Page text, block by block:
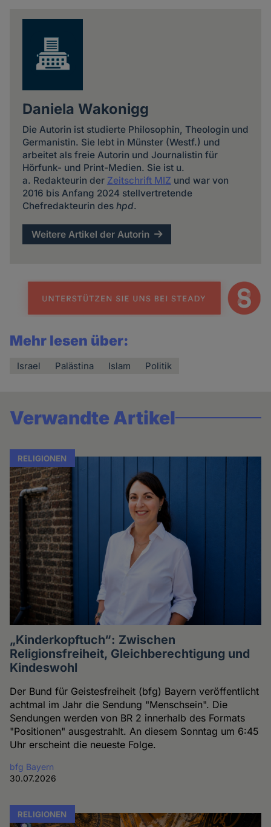
Daniela Wakonigg
Die Autorin ist studierte Philosophin, Theologin und
Germanistin. Sie lebt in Münster (Westf.) und
arbeitet als freie Autorin und Journalistin für
Hörfunk- und Print-Medien. Sie ist u.
a. Redakteurin der Zeitschrift MIZ und war von
2016 bis Anfang 2024 stellvertretende
Chefredakteurin des hpd.
Weitere Artikel der Autorin
Mehr lesen über:
Israel Palästina Islam Politik
Verwandte Artikel
RELIGIONEN
„Kinderkopftuch“: Zwischen
Religionsfreiheit, Gleichberechtigung und
Kindeswohl
Der Bund für Geistesfreiheit (bfg) Bayern veröffentlicht
achtmal im Jahr die Sendung "Menschsein". Die
Sendungen werden von BR 2 innerhalb des Formats
"Positionen" ausgestrahlt. An diesem Sonntag um 6:45
Uhr erscheint die neueste Folge.
bfg Bayern
30.07.2026
RELIGIONEN